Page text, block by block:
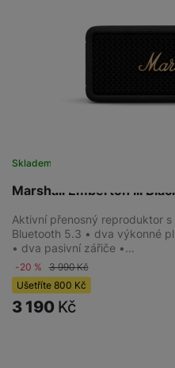
Marshall Emberton III
Skladem
Aktivní přenosný reproduktor
Bluetooth 5.3 • dva výkonné
• dva pasivní zářiče •…
-20 % 3 990Kč
Ušetříte 800 Kč
3 190 Kč